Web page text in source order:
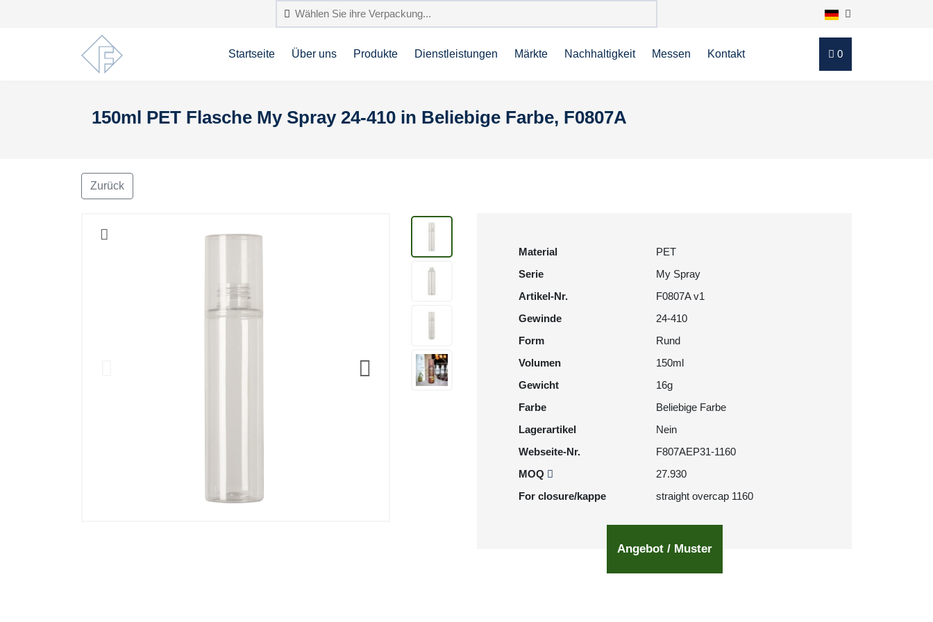
Startseite Über uns Produkte Dienstleistungen Märkte Nachhaltigkeit Messen Kontakt 0
150ml PET Flasche My Spray 24-410 in Beliebige Farbe, F0807A
Zurück
Material
PET
Serie
My Spray
Artikel-Nr.
F0807A v1
Gewinde
24-410
Form
Rund
Volumen
150ml
Gewicht
16g
Farbe
Beliebige Farbe
Lagerartikel
Nein
Webseite-Nr.
F807AEP31-1160
MOQ
27.930
For closure/kappe
straight overcap 1160
Angebot / Muster